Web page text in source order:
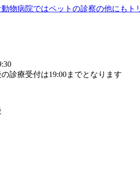
診療受付は19:00までとなります